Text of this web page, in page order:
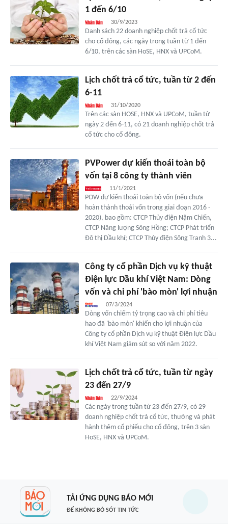
1 đến 6/10
30/9/2023
Danh sách 22 doanh nghiệp chốt trả cổ tức
cho cổ đông, các ngày trong tuần từ 1 đến
6/10, trên các sàn HoSE, HNX và UPCoM.
Lịch chốt trả cổ tức, tuần từ 2 đến
6-11
31/10/2020
Trên các sàn HOSE, HNX và UPCoM, tuần từ
ngày 2 đến 6-11, có 21 doanh nghiệp chốt trả
cổ tức cho cổ đông.
PVPower dự kiến thoái toàn bộ
vốn tại 8 công ty thành viên
11/1/2021
POW dự kiến thoái toàn bộ vốn (nếu chưa
hoàn thành thoái vốn trong giai đoạn 2016 -
2020), bao gồm: CTCP Thủy điện Nậm Chiến,
CTCP Năng lượng Sông Hồng; CTCP Phát triển
Đô thị Dầu khí; CTCP Thủy điện Sông Tranh 3...
Công ty cổ phần Dịch vụ kỹ thuật
Điện lực Dầu khí Việt Nam: Dòng
vốn và chi phí 'bào mòn' lợi nhuận
07/3/2024
Dòng vốn chiếm tỷ trọng cao và chi phí tiêu
hao đã 'bào mòn' khiến cho lợi nhuận của
Công ty cổ phần Dịch vụ kỹ thuật Điện lực Dầu
khí Việt Nam giảm sút so với năm 2022.
Lịch chốt trả cổ tức, tuần từ ngày
23 đến 27/9
22/9/2024
Các ngày trong tuần từ 23 đến 27/9, có 29
doanh nghiệp chốt trả cổ tức, thưởng và phát
hành thêm cổ phiếu cho cổ đông, trên 3 sàn
HoSE, HNX và UPCoM.
TẢI ỨNG DỤNG BÁO MỚI
ĐỂ KHÔNG BỎ SÓT TIN TỨC